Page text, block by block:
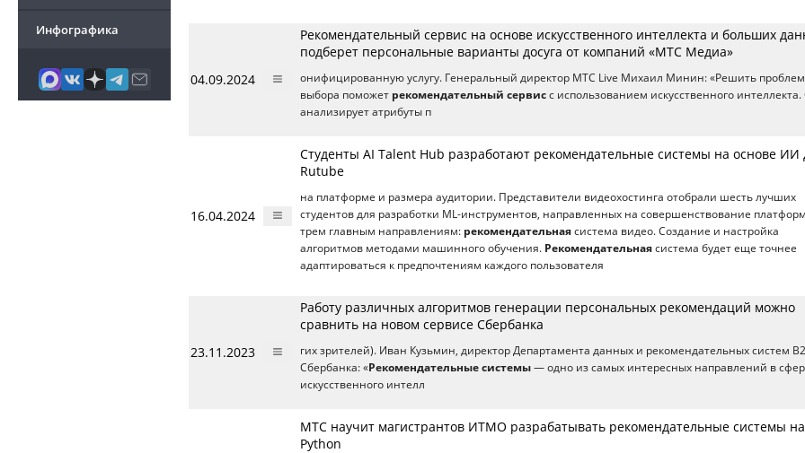
Инфографика
04.09.2024
Рекомендательный сервис на основе искусственного интеллекта и больших
подберет персональные варианты досуга от компаний «МТС Медиа»
онифицированную услугу. Генеральный директор МТС Live Михаил Минин: «Решить
выбора поможет рекомендательный сервис с использованием искусственного
анализирует атрибуты п
16.04.2024
Студенты AI Talent Hub разработают рекомендательные системы на основе ИИ
Rutube
на платформе и размера аудитории. Представители видеохостинга отобрали шесть лучших
студентов для разработки ML-инструментов, направленных на совершенствование
трем главным направлениям: рекомендательная система видео. Создание и настройка
алгоритмов методами машинного обучения. Рекомендательная система будет еще точнее
адаптироваться к предпочтениям каждого пользователя
23.11.2023
Работу различных алгоритмов генерации персональных рекомендаций можно
сравнить на новом сервисе Сбербанка
гих зрителей). Иван Кузьмин, директор Департамента данных и рекомендательных систем
Сбербанка: «Рекомендательные системы — одно из самых интересных направлений в
искусственного интелл
МТС научит магистрантов ИТМО разрабатывать рекомендательные системы на
Python